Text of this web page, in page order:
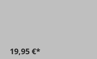
19,95 €*